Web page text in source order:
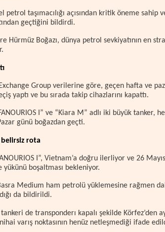
petrol taşımacılığı açısından kritik öneme
geçtiğini bildirdi.
Hürmüz Boğazı, dünya petrol sevkiyatının en
Group verilerine göre, geçen hafta ve
yaptı ve bu sırada takip cihazlarını kapattı.
I” ve “Kiara M” adlı iki büyük tanker,
günü boğazdan geçti.
rota
I”, Vietnam’a doğru ilerliyor ve 26
boşaltması bekleniyor.
Medium ham petrolü yüklemesine rağmen
da bildirildi.
de transponderı kapalı şekilde Körfez’den
varış noktasının henüz netleşmediği ifade